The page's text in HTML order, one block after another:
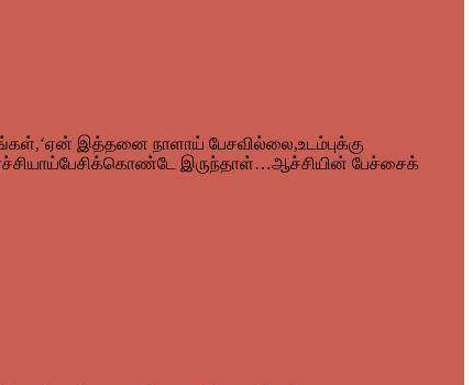
இத்தனை நாளாய் பேசவில்லை,உடம்புக்கு
இருந்தாள்…ஆச்சியின் பேச்சைக்